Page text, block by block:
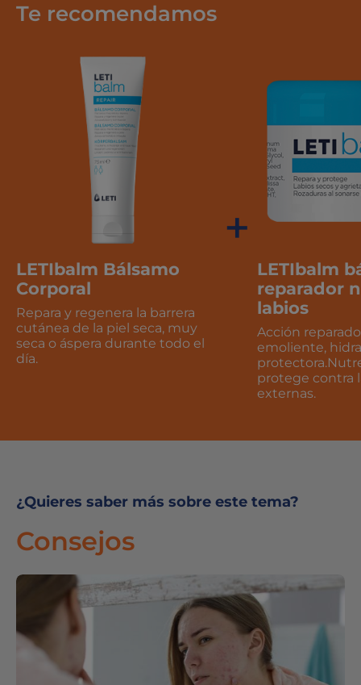
Te recomendamos
LETIbalm Bálsamo
Corporal
Repara y regenera la barrera
cutánea de la piel seca, muy
seca o áspera durante todo el
día.
+
LETIbalm
reparador
labios
Acción
emoliente,
protege contra
externas.
¿Quieres saber más sobre este tema?
Consejos